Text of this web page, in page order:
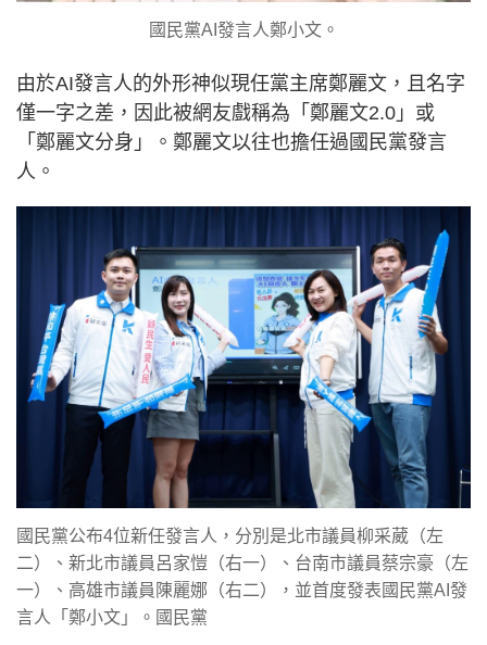
國民黨AI發言人鄭小文。
由於AI發言人的外形神似現任黨主席鄭麗文，且名字
僅一字之差，因此被網友戲稱為「鄭麗文2.0」或
「鄭麗文分身」。鄭麗文以往也擔任過國民黨發言
人。
國民黨公布4位新任發言人，分別是北市議員柳采葳（左
二）、新北市議員呂家愷（右一）、台南市議員蔡宗豪（左
一）、高雄市議員陳麗娜（右二），並首度發表國民黨AI發
言人「鄭小文」。國民黨